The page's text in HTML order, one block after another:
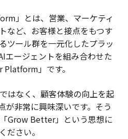
」とは、営業、マーケティ
など、お客様と接点をもつす
ツール群を一元化したプラッ
エージェントを組み合わせた
」です。
はなく、顧客体験の向上を起
が非常に興味深いです。そう
Grow Better」という思想に
ださい。